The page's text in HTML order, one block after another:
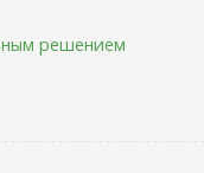
решением